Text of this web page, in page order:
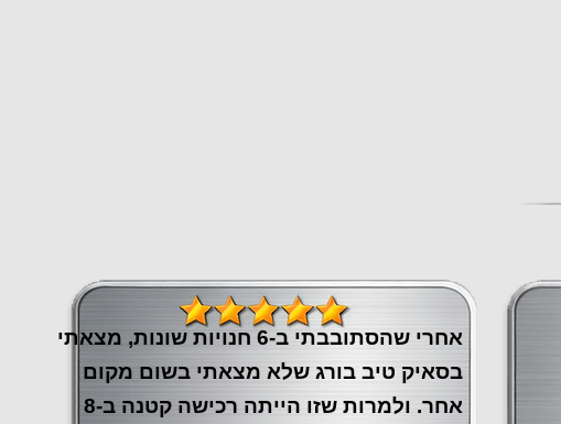
אחרי שהסתובבתי ב-6 חנויות שונות, מצאתי
בסאיק טיב בורג שלא מצאתי בשום מקום
אחר. ולמרות שזו הייתה רכישה קטנה ב-8